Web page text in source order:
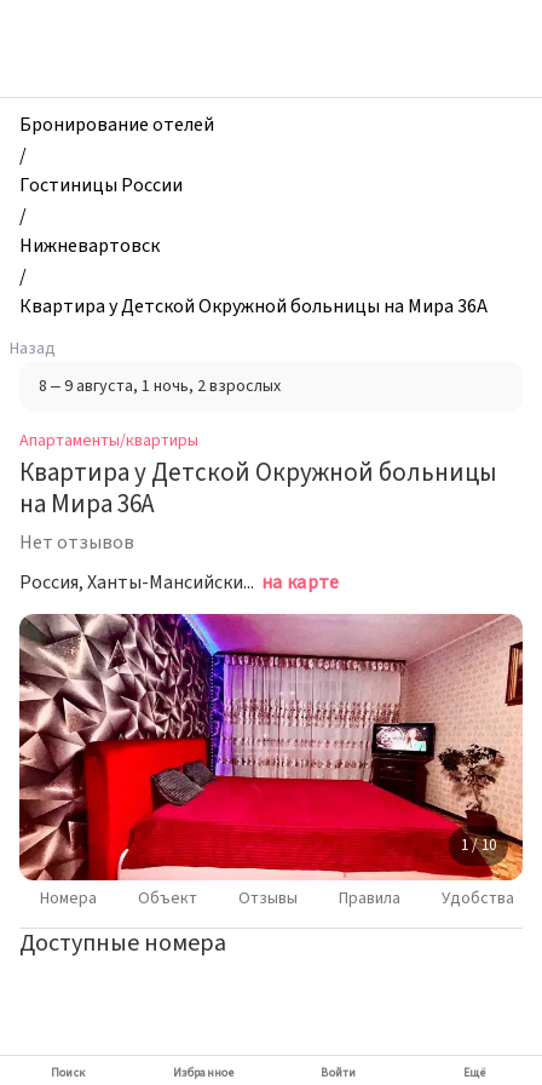
и
квартиры,
Квартира
Детской
Окружной
больницы
на
Мира
36А,
Нижневартовск,
Россия
Бронирование отелей
/
Гостиницы России
/
Нижневартовск
/
Квартира у Детской Окружной больницы на Мира 36А
Назад
8 – 9 августа, 1 ночь, 2 взрослых
Апартаменты/квартиры
Квартира у Детской Окружной больницы
на Мира 36А
Нет отзывов
Россия, Ханты-Мансийский автономный округ — Югра, Нижневартовск, улица Мира, 36А, подъезд 2 на карте
1 / 10
Номера Объект Отзывы Правила Удобства
Доступные номера
Поиск Избранное Войти Ещё